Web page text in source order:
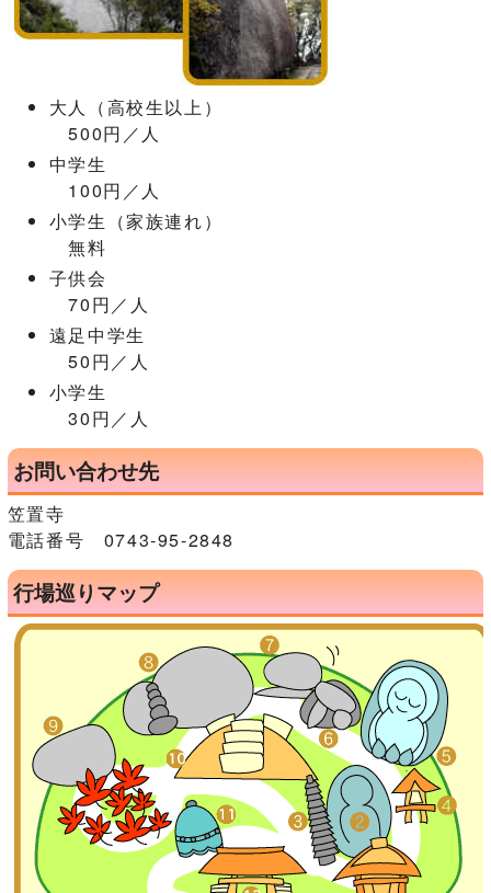
大人（高校生以上）
500円／人
中学生
100円／人
小学生（家族連れ）
無料
子供会
70円／人
遠足中学生
50円／人
小学生
30円／人
お問い合わせ先
笠置寺
電話番号 0743-95-2848
行場巡りマップ